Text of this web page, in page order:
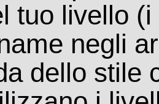
tuo livello
negli
dello stile